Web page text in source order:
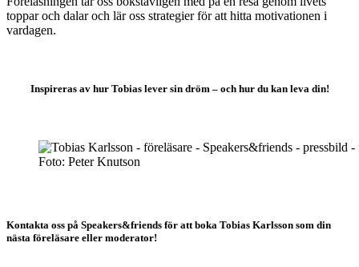
toppar och dalar och lär oss strategier för att hitta motivationen i
vardagen.
Inspireras av hur Tobias lever sin dröm – och hur du kan leva din!
Foto: Peter Knutson
Kontakta oss på Speakers&friends för att boka Tobias Karlsson som din
nästa föreläsare eller moderator!